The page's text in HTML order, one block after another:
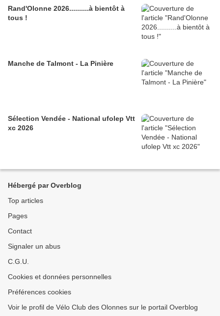
Rand'Olonne 2026..........à bientôt à
tous !
Manche de Talmont - La Pinière
Sélection Vendée - National ufolep Vtt
xc 2026
Hébergé par Overblog
Top articles
Pages
Contact
Signaler un abus
C.G.U.
Cookies et données personnelles
Préférences cookies
Voir le profil de Vélo Club des Olonnes sur le portail Overblog